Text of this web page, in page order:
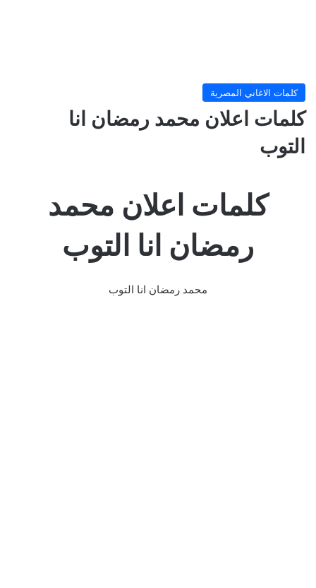
كلمات الاغاني المصرية
كلمات اعلان محمد رمضان انا
التوب
كلمات اعلان محمد
رمضان انا التوب
محمد رمضان انا التوب